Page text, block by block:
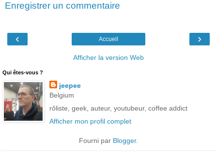
Enregistrer un commentaire
‹ ›
Accueil
Afficher la version Web
Qui êtes-vous ?
jeepee
Belgium
rôliste, geek, auteur, youtubeur, coffee addict
Afficher mon profil complet
Fourni par Blogger.